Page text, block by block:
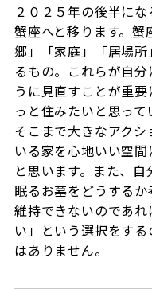
２０２５年の後半に
蟹座へと移ります。
郷」「家庭」「居場
るもの。これらが自
うに見直すことが重
っと住みたいと思って
そこまで大きなアク
いる家を心地いい空
と思います。また、
眠るお墓をどうするか
維持できないのであ
い」という選択をす
はありません。